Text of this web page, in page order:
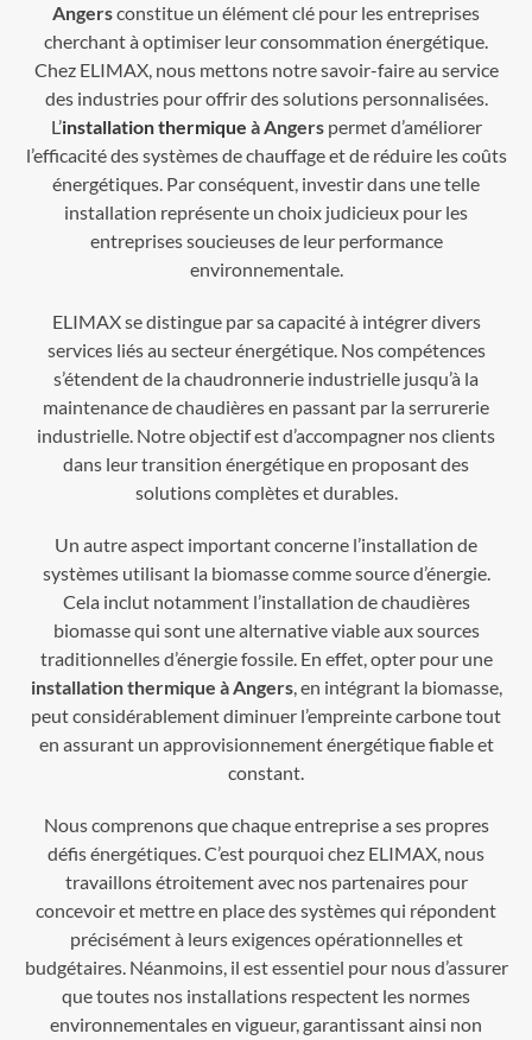
Angersconstitue un élément clé pour les entreprises
cherchant à optimiser leur consommation énergétique.
Chez ELIMAX, nous mettons notre savoir-faire au service
des industries pour offrir des solutions personnalisées.
L’installation thermique à Angerspermet d’améliorer
l’efficacité des systèmes de chauffage et de réduire les coûts
énergétiques. Par conséquent, investir dans une telle
installation représente un choix judicieux pour les
entreprises soucieuses de leur performance
environnementale.
ELIMAX se distingue par sa capacité à intégrer divers
services liés au secteur énergétique. Nos compétences
s’étendent de la chaudronnerie industrielle jusqu’à la
maintenance de chaudières en passant par la serrurerie
industrielle. Notre objectif est d’accompagner nos clients
dans leur transition énergétique en proposant des
solutions complètes et durables.
Un autre aspect important concerne l’installation de
systèmes utilisant la biomasse comme source d’énergie.
Cela inclut notamment l’installation de chaudières
biomasse qui sont une alternative viable aux sources
traditionnelles d’énergie fossile. En effet, opter pour une
installation thermique à Angers, en intégrant la biomasse,
peut considérablement diminuer l’empreinte carbone tout
en assurant un approvisionnement énergétique fiable et
constant.
Nous comprenons que chaque entreprise a ses propres
défis énergétiques. C’est pourquoi chez ELIMAX, nous
travaillons étroitement avec nos partenaires pour
concevoir et mettre en place des systèmes qui répondent
précisément à leurs exigences opérationnelles et
budgétaires. Néanmoins, il est essentiel pour nous d’assurer
que toutes nos installations respectent les normes
environnementales en vigueur, garantissant ainsi non